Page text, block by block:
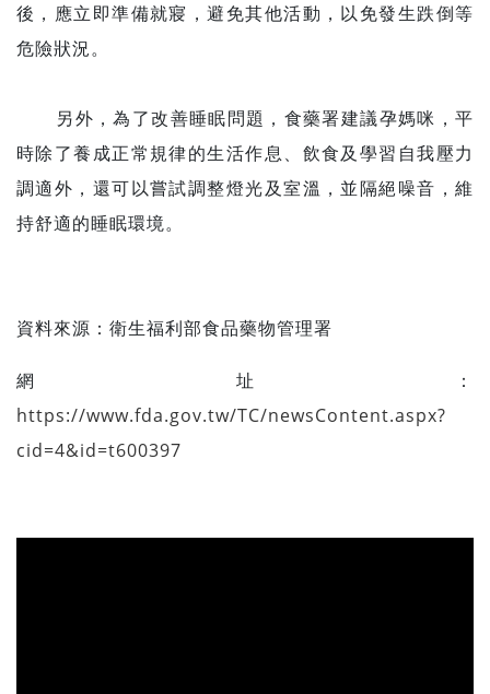
後，應立即準備就寢，避免其他活動，以免發生跌倒等
危險狀況。
另外，為了改善睡眠問題，食藥署建議孕媽咪，平
時除了養成正常規律的生活作息、飲食及學習自我壓力
調適外，還可以嘗試調整燈光及室溫，並隔絕噪音，維
持舒適的睡眠環境。
資料來源： 衛生福利部食品藥物管理署
網址：
https://www.fda.gov.tw/TC/newsContent.aspx?
cid=4&id=t600397